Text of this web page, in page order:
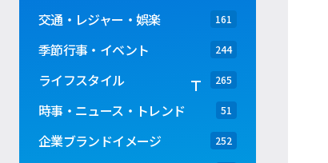
交通・レジャー・娯楽 161
季節行事・イベント 244
ライフスタイル 265
時事・ニュース・トレンド 51
企業ブランドイメージ 252